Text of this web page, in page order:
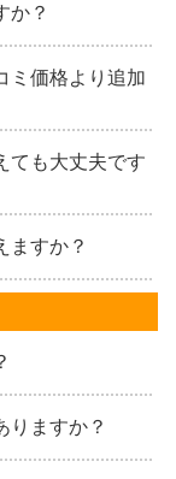
か？
ミ価格より追加
ても大丈夫です
ますか？
りますか？